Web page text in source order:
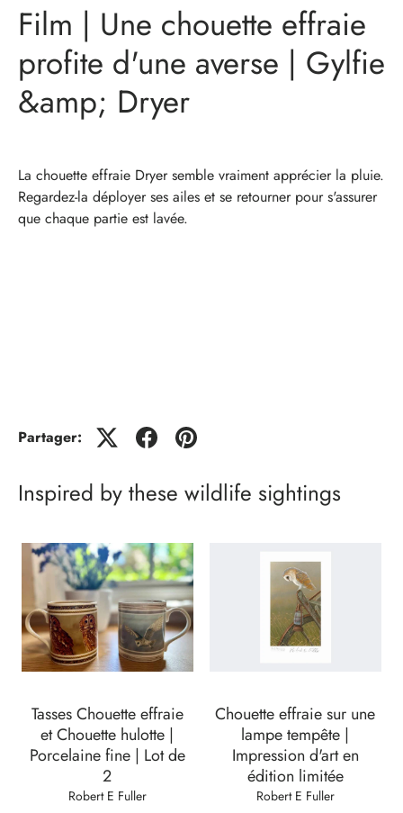
Film | Une chouette effraie
profite d'une averse | Gylfie
&amp; Dryer
​La chouette effraie Dryer semble vraiment apprécier la pluie.
Regardez-la déployer ses ailes et se retourner pour s'assurer
que chaque partie est lavée.
Partager:
Inspired by these wildlife sightings
Tasses Chouette effraie
et Chouette hulotte |
Porcelaine fine | Lot de
2
Robert E Fuller
Chouette effraie sur une
lampe tempête |
Impression d'art en
édition limitée
Robert E Fuller